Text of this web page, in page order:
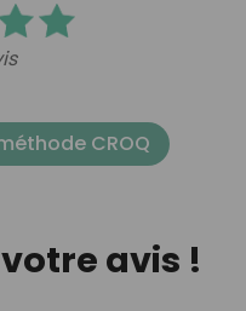
CROQ
avis !